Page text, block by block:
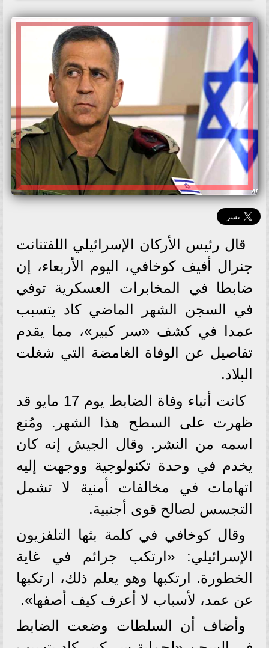
قال رئيس الأركان الإسرائيلي اللفتنانت
جنرال أفيف كوخافي، اليوم الأربعاء، إن
ضابطا في المخابرات العسكرية توفي
في السجن الشهر الماضي كاد يتسبب
عمدا في كشف «سر كبير»، مما يقدم
تفاصيل عن الوفاة الغامضة التي شغلت
البلاد.
كانت أنباء وفاة الضابط يوم 17 مايو قد
ظهرت على السطح هذا الشهر. ومُنع
اسمه من النشر. وقال الجيش إنه كان
يخدم في وحدة تكنولوجية ووجهت إليه
اتهامات في مخالفات أمنية لا تشمل
التجسس لصالح قوى أجنبية.
وقال كوخافي في كلمة بثها التلفزيون
الإسرائيلي: «ارتكب جرائم في غاية
الخطورة. ارتكبها وهو يعلم ذلك، ارتكبها
عن عمد، لأسباب لا أعرف كيف أصفها».
وأضاف أن السلطات وضعت الضابط